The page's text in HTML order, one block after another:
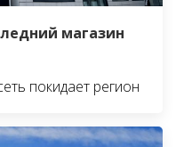
магазин
покидает регион